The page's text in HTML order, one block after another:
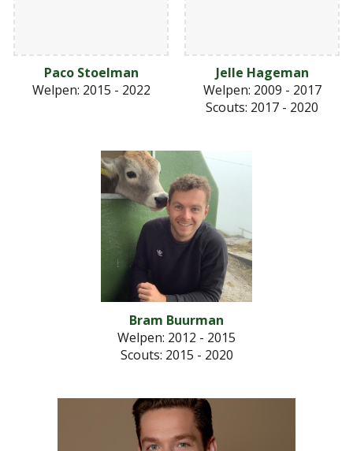
Paco Stoelman
Welpen: 2015 - 2022
Jelle Hageman
Welpen: 2009 - 2017
Scouts: 2017 - 2020
Bram Buurman
Welpen: 2012 - 2015
Scouts: 2015 - 2020